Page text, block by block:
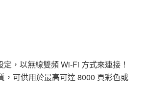
，以無線雙頻 Wi-Fi 方式來連接！
，可供用於最高可達 8000 頁彩色或